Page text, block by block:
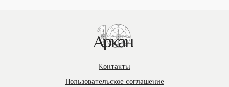
Контакты
Пользовательское соглашение